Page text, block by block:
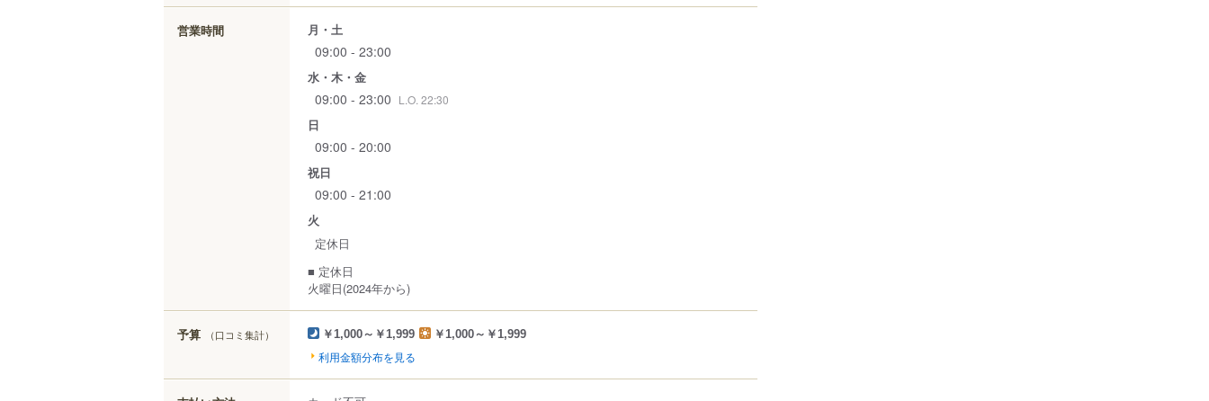
営業時間 月・土
09:00 - 23:00
水・木・金
09:00 - 23:00 L.O. 22:30
日
09:00 - 20:00
祝日
09:00 - 21:00
火
定休日
■ 定休日
火曜日(2024年から)
予算 （口コミ集計） ￥1,000～￥1,999 ￥1,000～￥1,999
利用金額分布を見る